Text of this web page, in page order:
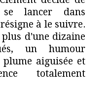
lancer dans
à le suivre.
d'une dizaine
un humour
plume aiguisée et
totalement